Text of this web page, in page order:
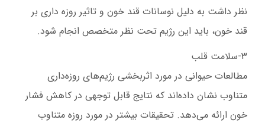
نظر داشت به دلیل نوسانات قند خون و تاثیر روزه داری بر
قند خون، باید این رژیم تحت نظر متخصص انجام شود.
۳-سلامت قلب
مطالعات حیوانی در مورد اثربخشی رژیم‌های روزه‌داری
متناوب نشان داده‌اند که نتایج قابل توجهی در کاهش فشار
خون ارائه می‌دهد. تحقیقات بیشتر در مورد روزه متناوب